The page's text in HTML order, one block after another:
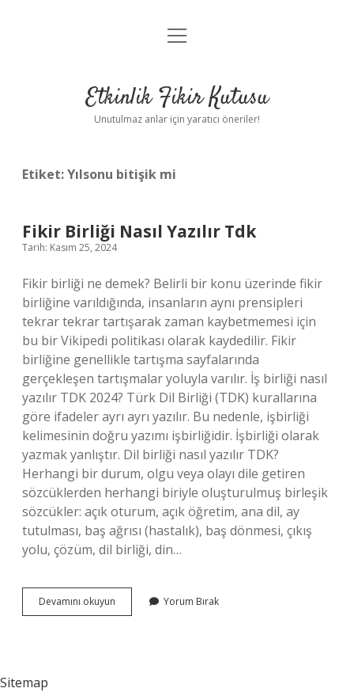
Anasayfa
Yasal Uyarı
menüyü
Etkinlik Fikir Kutusu
Unutulmaz anlar için yaratıcı öneriler!
Etiket:Yılsonu bitişik mi
Fikir Birliği Nasıl Yazılır Tdk
Tarih: Kasım 25, 2024
Fikir birliği ne demek? Belirli bir konu üzerinde fikir
birliğine varıldığında, insanların aynı prensipleri
tekrar tekrar tartışarak zaman kaybetmemesi için
bu bir Vikipedi politikası olarak kaydedilir. Fikir
birliğine genellikle tartışma sayfalarında
gerçekleşen tartışmalar yoluyla varılır. İş birliği nasıl
yazılır TDK 2024? Türk Dil Birliği (TDK) kurallarına
göre ifadeler ayrı ayrı yazılır. Bu nedenle, işbirliği
kelimesinin doğru yazımı işbirliğidir. İşbirliği olarak
yazmak yanlıştır. Dil birliği nasıl yazılır TDK?
Herhangi bir durum, olgu veya olayı dile getiren
sözcüklerden herhangi biriyle oluşturulmuş birleşik
sözcükler: açık oturum, açık öğretim, ana dil, ay
tutulması, baş ağrısı (hastalık), baş dönmesi, çıkış
yolu, çözüm, dil birliği, din…
Devamını okuyun
Birliği
Yorum Bırak
Sitemap